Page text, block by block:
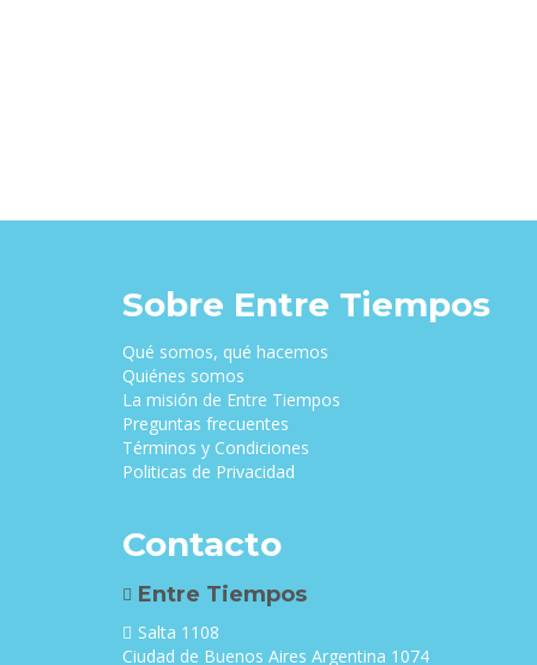
Sobre Entre Tiempos
Qué somos, qué hacemos
Quiénes somos
La misión de Entre Tiempos
Preguntas frecuentes
Términos y Condiciones
Politicas de Privacidad
Contacto
Entre Tiempos
Salta 1108
Ciudad de Buenos Aires Argentina 1074